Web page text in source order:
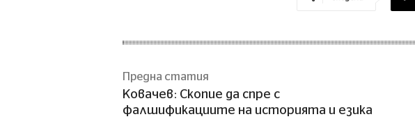
Предна статия
Ковачев: Скопие да спре с
фалшификациите на историята и езика